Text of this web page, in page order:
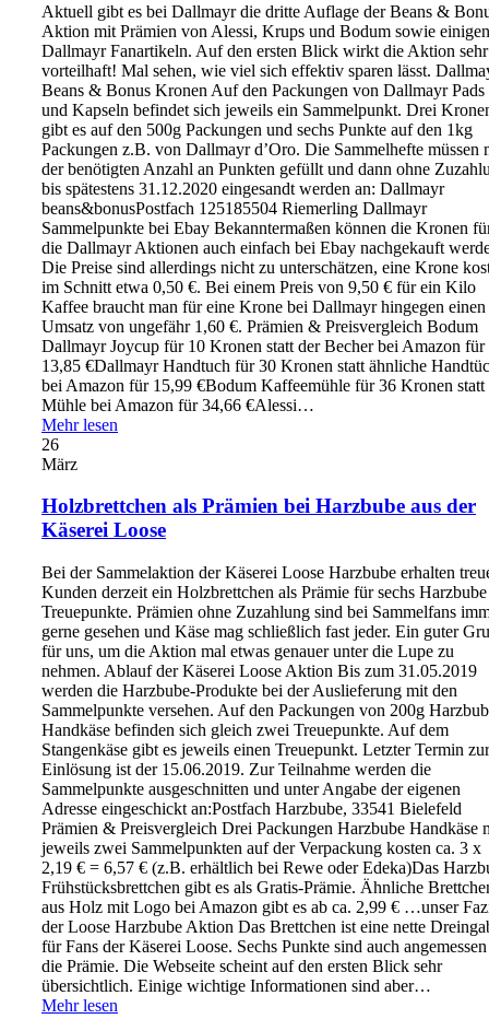
Aktuell gibt es bei Dallmayr die dritte Auflage der Beans &
Aktion mit Prämien von Alessi, Krups und Bodum sowie einigen
Dallmayr Fanartikeln. Auf den ersten Blick wirkt die Aktion sehr
vorteilhaft! Mal sehen, wie viel sich effektiv sparen lässt.
Beans & Bonus Kronen Auf den Packungen von Dallmayr Pads
und Kapseln befindet sich jeweils ein Sammelpunkt. Drei
gibt es auf den 500g Packungen und sechs Punkte auf den 1kg
Packungen z.B. von Dallmayr d’Oro. Die Sammelhefte müssen
der benötigten Anzahl an Punkten gefüllt und dann ohne
bis spätestens 31.12.2020 eingesandt werden an: Dallmayr
beans&bonusPostfach 125185504 Riemerling Dallmayr
Sammelpunkte bei Ebay Bekanntermaßen können die Kronen
die Dallmayr Aktionen auch einfach bei Ebay nachgekauft
Die Preise sind allerdings nicht zu unterschätzen, eine Krone
im Schnitt etwa 0,50 €. Bei einem Preis von 9,50 € für ein Kilo
Kaffee braucht man für eine Krone bei Dallmayr hingegen einen
Umsatz von ungefähr 1,60 €. Prämien & Preisvergleich Bodum
Dallmayr Joycup für 10 Kronen statt der Becher bei Amazon für
13,85 €Dallmayr Handtuch für 30 Kronen statt ähnliche
bei Amazon für 15,99 €Bodum Kaffeemühle für 36 Kronen statt
Mühle bei Amazon für 34,66 €Alessi…
Mehr lesen
26
März
Holzbrettchen als Prämien bei Harzbube aus der
Käserei Loose
Bei der Sammelaktion der Käserei Loose Harzbube erhalten
Kunden derzeit ein Holzbrettchen als Prämie für sechs Harzbube
Treuepunkte. Prämien ohne Zuzahlung sind bei Sammelfans
gerne gesehen und Käse mag schließlich fast jeder. Ein guter
für uns, um die Aktion mal etwas genauer unter die Lupe zu
nehmen. Ablauf der Käserei Loose Aktion Bis zum 31.05.2019
werden die Harzbube-Produkte bei der Auslieferung mit den
Sammelpunkte versehen. Auf den Packungen von 200g
Handkäse befinden sich gleich zwei Treuepunkte. Auf dem
Stangenkäse gibt es jeweils einen Treuepunkt. Letzter Termin zur
Einlösung ist der 15.06.2019. Zur Teilnahme werden die
Sammelpunkte ausgeschnitten und unter Angabe der eigenen
Adresse eingeschickt an:Postfach Harzbube, 33541 Bielefeld
Prämien & Preisvergleich Drei Packungen Harzbube Handkäse
jeweils zwei Sammelpunkten auf der Verpackung kosten ca. 3 x
2,19 € = 6,57 € (z.B. erhältlich bei Rewe oder Edeka)Das
Frühstücksbrettchen gibt es als Gratis-Prämie. Ähnliche
aus Holz mit Logo bei Amazon gibt es ab ca. 2,99 € …unser
der Loose Harzbube Aktion Das Brettchen ist eine nette
für Fans der Käserei Loose. Sechs Punkte sind auch
die Prämie. Die Webseite scheint auf den ersten Blick sehr
übersichtlich. Einige wichtige Informationen sind aber…
Mehr lesen